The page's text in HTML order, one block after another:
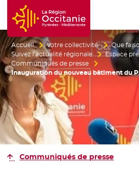
Accueil Région
Accueil Votre collectivité
Que
Suivez l’actualité régionale
Espace
Communiqués de presse
Inauguration du nouveau bâtiment du
Communiqués de presse